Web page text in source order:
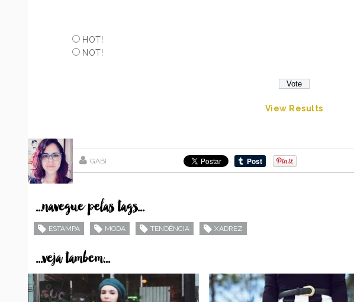
HOT!
NOT!
View Results
GABI
...navegue pelas tags...
ESTAMPA MODA TENDÊNCIA XADREZ
...veja tambem...